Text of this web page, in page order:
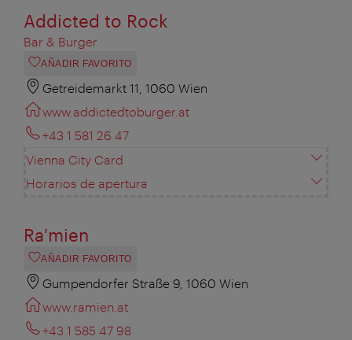
Addicted to Rock
Bar & Burger
AÑADIR FAVORITO
Getreidemarkt 11, 1060 Wien
www.addictedtoburger.at
+43 1 581 26 47
Vienna City Card
Horarios de apertura
Ra'mien
AÑADIR FAVORITO
Gumpendorfer Straße 9, 1060 Wien
www.ramien.at
+43 1 585 47 98